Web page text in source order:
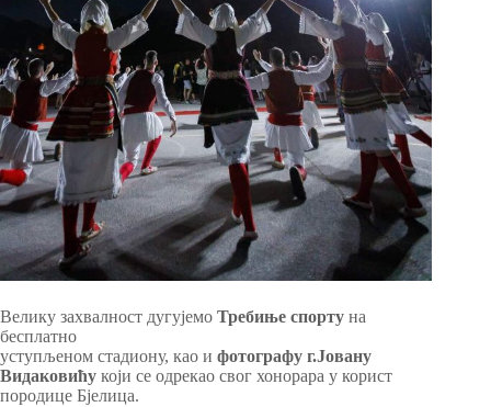
Велику захвалност дугујемо Требиње спорту на
бесплатно
уступљеном стадиону, као и фотографу г.Јовану
Видаковићу који се одрекао свог хонорара у корист
породице Бјелица.